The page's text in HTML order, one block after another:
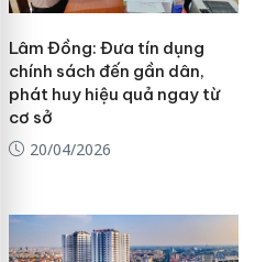
Lâm Đồng: Đưa tín dụng
chính sách đến gần dân,
phát huy hiệu quả ngay từ
cơ sở
20/04/2026